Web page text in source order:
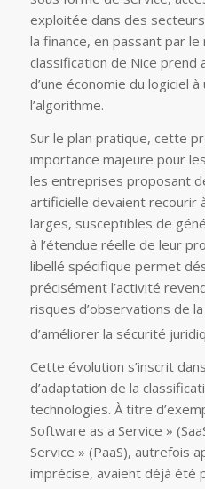
exploitée dans des
la finance, en passant par le
classification de Nice prend
d’une économie du logiciel
l’algorithme.
Sur le plan pratique, cette
importance majeure pour
les entreprises proposant
artificielle devaient recourir
larges, susceptibles de
à l’étendue réelle de leur
libellé spécifique permet
précisément l’activité
risques d’observations de
d’améliorer la sécurité
Cette évolution s’inscrit
d’adaptation de la
technologies. À titre
Software as a Service »
Service » (PaaS), autrefois
imprécise, avaient déjà été